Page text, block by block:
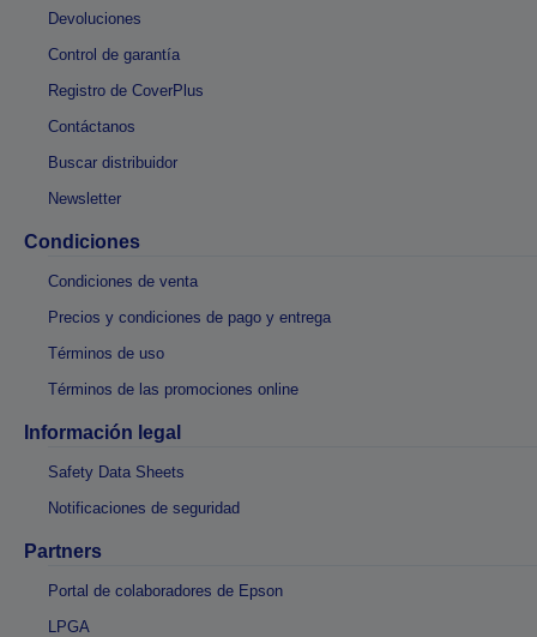
Devoluciones
Control de garantía
Registro de CoverPlus
Contáctanos
Buscar distribuidor
Newsletter
Condiciones
Condiciones de venta
Precios y condiciones de pago y entrega
Términos de uso
Términos de las promociones online
Información legal
Safety Data Sheets
Notificaciones de seguridad
Partners
Portal de colaboradores de Epson
LPGA